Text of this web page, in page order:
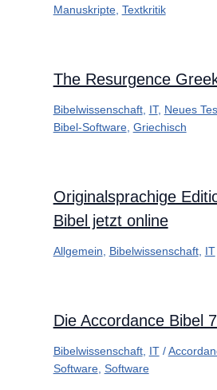
Manuskripte, Textkritik
The Resurgence
Bibelwissenschaft, IT, Neues
Bibel-Software, Griechisch
Originalsprachige
Bibel jetzt online
Allgemein, Bibelwissenschaft, IT
Die Accordance Bibel
Bibelwissenschaft, IT/
Software, Software